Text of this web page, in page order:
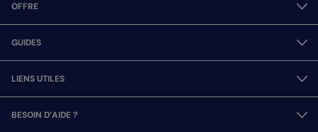
OFFRE
GUIDES
LIENS UTILES
BESOIN D’AIDE ?